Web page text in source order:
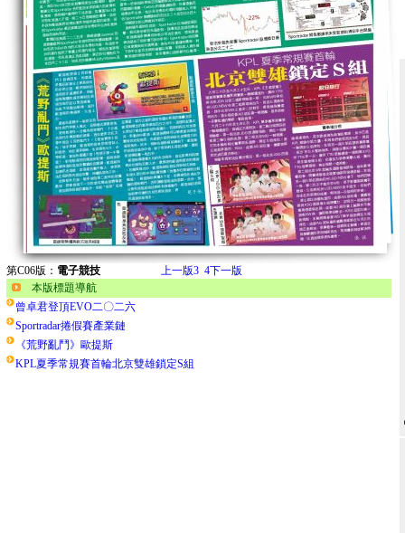
第C06版： 電子競技 上一版3 4下一版
本版標題導航
曾卓君登頂EVO二〇二六
Sportradar捲假賽產業鏈
《荒野亂鬥》歐提斯
KPL夏季常規賽首輪北京雙雄鎖定S組